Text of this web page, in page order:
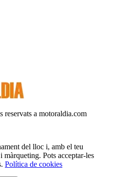
a motoraldia.com
del lloc i, amb el teu
màrqueting. Pots acceptar-les
Política de cookies